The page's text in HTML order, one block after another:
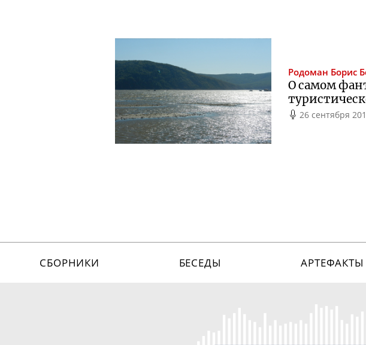
Родоман Борис
О самом
26 сентября
СБОРНИКИ БЕСЕДЫ АРТЕФАКТЫ